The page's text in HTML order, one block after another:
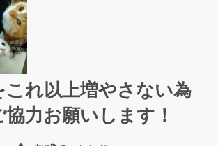
これ以上増やさない為
協力お願いします！